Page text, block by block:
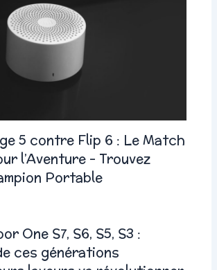
5 contre Flip 6 : Le Match
l’Aventure – Trouvez
Portable
One S7, S6, S5, S3 :
ces générations